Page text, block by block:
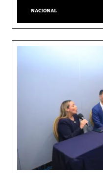
NACIONAL